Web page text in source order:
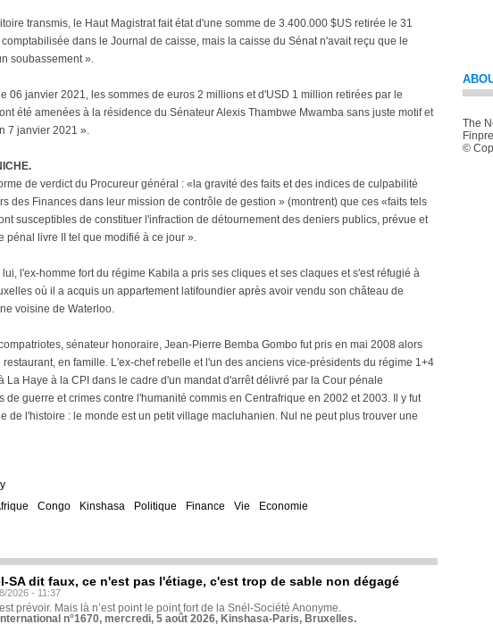
transmis, le Haut Magistrat fait état d'une somme de 3.400.000 $US retirée le 31
dans le Journal de caisse, mais la caisse du Sénat n'avait reçu que le
soubassement ».
06 janvier 2021, les sommes de euros 2 millions et d'USD 1 million retirées par le
été amenées à la résidence du Sénateur Alexis Thambwe Mwamba sans juste motif et
7 janvier 2021 ».
de verdict du Procureur général : «la gravité des faits et des indices de culpabilité
des Finances dans leur mission de contrôle de gestion » (montrent) que ces «faits tels
susceptibles de constituer l'infraction de détournement des deniers publics, prévue et
pénal livre II tel que modifié à ce jour ».
l'ex-homme fort du régime Kabila a pris ses cliques et ses claques et s'est réfugié à
où il a acquis un appartement latifoundier après avoir vendu son château de
voisine de Waterloo.
sénateur honoraire, Jean-Pierre Bemba Gombo fut pris en mai 2008 alors
en famille. L'ex-chef rebelle et l'un des anciens vice-présidents du régime 1+4
La Haye à la CPI dans le cadre d'un mandat d'arrêt délivré par la Cour pénale
de guerre et crimes contre l'humanité commis en Centrafrique en 2002 et 2003. Il y fut
de l'histoire : le monde est un petit village macluhanien. Nul ne peut plus trouver une
Congo Kinshasa Politique Finance Vie Economie
SA dit faux, ce n'est pas l'étiage, c'est trop de sable non dégagé
2026 - 11:37
prévoir. Mais là n’est point le point fort de la Snél-Société Anonyme.
n°1670, mercredi, 5 août 2026, Kinshasa-Paris, Bruxelles.
The
©